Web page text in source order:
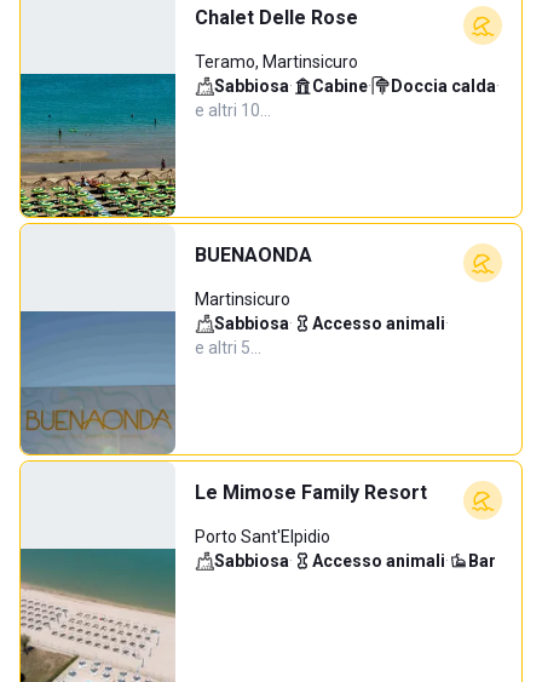
Chalet Delle Rose
Teramo, Martinsicuro
Sabbiosa· Cabine· Doccia calda·
e altri 10…
BUENAONDA
Martinsicuro
Sabbiosa· Accesso animali·
e altri 5…
Le Mimose Family Resort
Porto Sant'Elpidio
Sabbiosa· Accesso animali· Bar